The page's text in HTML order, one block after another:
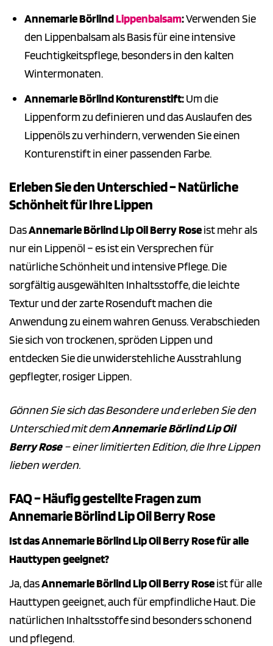
Annemarie BörlindLippenbalsam:Verwenden Sie
den Lippenbalsam als Basis für eine intensive
Feuchtigkeitspflege, besonders in den kalten
Wintermonaten.
Annemarie Börlind Konturenstift:Um die
Lippenform zu definieren und das Auslaufen des
Lippenöls zu verhindern, verwenden Sie einen
Konturenstift in einer passenden Farbe.
Erleben Sie den Unterschied – Natürliche
Schönheit für Ihre Lippen
DasAnnemarie Börlind Lip Oil Berry Roseist mehr als
nur ein Lippenöl – es ist ein Versprechen für
natürliche Schönheit und intensive Pflege. Die
sorgfältig ausgewählten Inhaltsstoffe, die leichte
Textur und der zarte Rosenduft machen die
Anwendung zu einem wahren Genuss. Verabschieden
Sie sich von trockenen, spröden Lippen und
entdecken Sie die unwiderstehliche Ausstrahlung
gepflegter, rosiger Lippen.
Gönnen Sie sich das Besondere und erleben Sie den
Unterschied mit demAnnemarie Börlind Lip Oil
Berry Rose– einer limitierten Edition, die Ihre Lippen
lieben werden.
FAQ – Häufig gestellte Fragen zum
Annemarie Börlind Lip Oil Berry Rose
Ist das Annemarie Börlind Lip Oil Berry Rose für alle
Hauttypen geeignet?
Ja, dasAnnemarie Börlind Lip Oil Berry Roseist für alle
Hauttypen geeignet, auch für empfindliche Haut. Die
natürlichen Inhaltsstoffe sind besonders schonend
und pflegend.